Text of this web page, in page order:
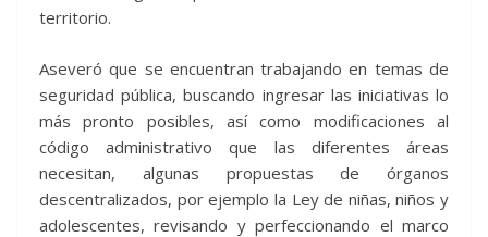
territorio.
Aseveró que se encuentran trabajando en temas de
seguridad pública, buscando ingresar las iniciativas lo
más pronto posibles, así como modificaciones al
código administrativo que las diferentes áreas
necesitan, algunas propuestas de órganos
descentralizados, por ejemplo la Ley de niñas, niños y
adolescentes, revisando y perfeccionando el marco